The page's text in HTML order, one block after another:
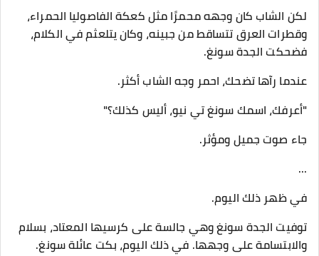
لكن الشاب كان وجهه محمرًا مثل كعكة الفاصوليا الحمراء،
وقطرات العرق تتساقط من جبينه، وكان يتلعثم في الكلام،
فضحكت الجدة سونغ.
عندما رآها تضحك، احمر وجه الشاب أكثر.
"أعرفك، اسمك سونغ تي نيو، أليس كذلك؟"
جاء صوت جميل ومؤثر.
...
في ظهر ذلك اليوم.
توفيت الجدة سونغ وهي جالسة على كرسيها المعتاد، بسلام
والابتسامة على وجهها. في ذلك اليوم، بكت عائلة سونغ.